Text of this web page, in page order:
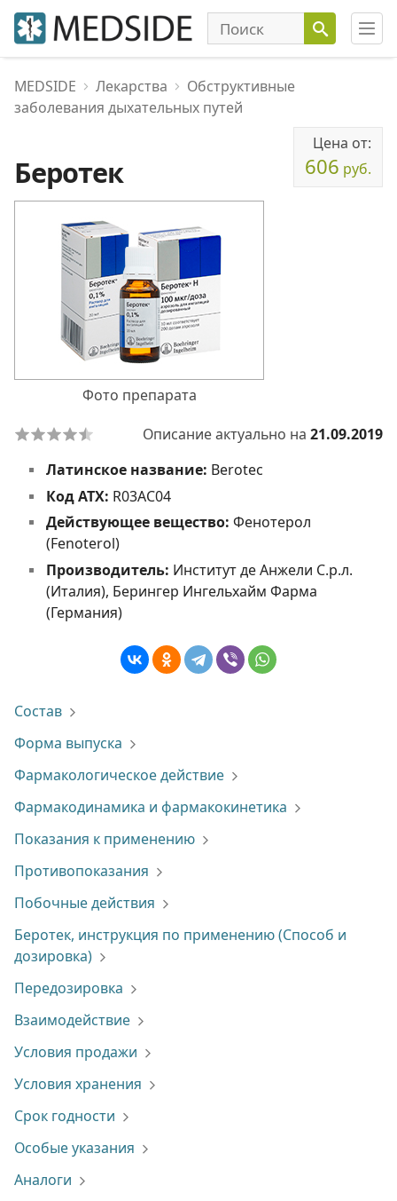
MEDSIDE Лекарства
Обструктивные
заболевания дыхательных путей
Беротек
Цена от:
606 руб.
Фото препарата
Описание актуально на 21.09.2019
Латинское название: Berotec
Код АТХ: R03AC04
Действующее вещество: Фенотерол
(Fenoterol)
Производитель: Институт де Анжели С.р.л.
(Италия), Берингер Ингельхайм Фарма
(Германия)
Состав
Форма выпуска
Фармакологическое действие
Фармакодинамика и фармакокинетика
Показания к применению
Противопоказания
Побочные действия
Беротек, инструкция по применению (Способ и
дозировка)
Передозировка
Взаимодействие
Условия продажи
Условия хранения
Срок годности
Особые указания
Аналоги